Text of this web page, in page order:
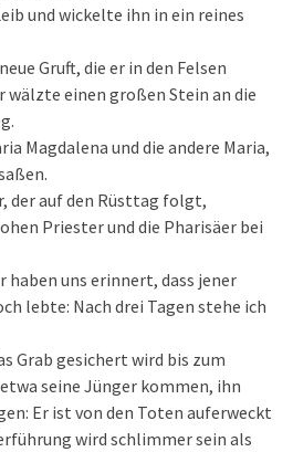
und wickelte ihn in ein reines
Gruft, die er in den Felsen
wälzte einen großen Stein an die
Magdalena und die andere Maria,
der auf den Rüsttag folgt,
Priester und die Pharisäer bei
haben uns erinnert, dass jener
lebte: Nach drei Tagen stehe ich
Grab gesichert wird bis zum
seine Jünger kommen, ihn
Er ist von den Toten auferweckt
wird schlimmer sein als